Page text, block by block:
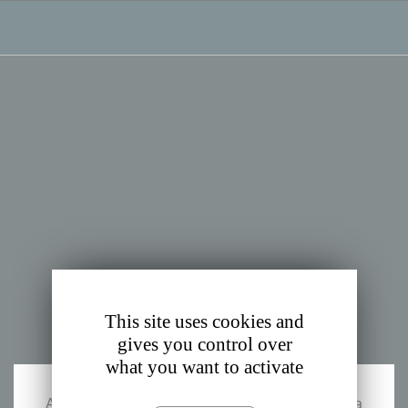
Agradecemos o seu interesse. Neste momento, a
This site uses cookies and
gives you control over
what you want to activate